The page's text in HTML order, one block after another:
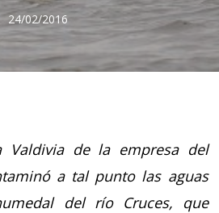
24/02/2016
Valdivia de la empresa del
a tal punto las aguas
del río Cruces, que